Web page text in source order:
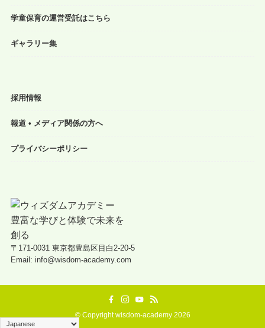
学童保育の運営受託はこちら
ギャラリー集
採用情報
報道 • メディア関係の方へ
プライバシーポリシー
〒171-0031 東京都豊島区目白2-20-5
Email: info@wisdom-academy.com
©Copyright wisdom-academy 2026